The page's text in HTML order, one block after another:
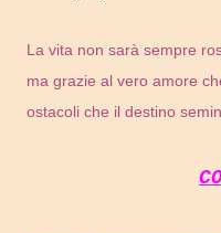
La vita non sarà sempre
ma grazie al vero amore
ostacoli che il destino